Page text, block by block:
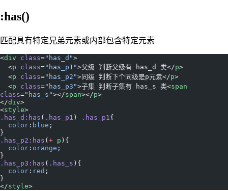
:has()
匹配具有特定兄弟元素或内部包含特定元素
<div class="has_d">
  <
p class="has_p1">父级 判断父级有 has_d 类</p>
  <
p class="has_p2">同级 判断下个同级是p元素</p>
  <
p class="has_p3">子集 判断子集有 has_s 类<span
class="has_s"></span></p>
</div>
<style>
.has_d:has ( .has_p1 ) .has_p1{
  color
: blue ;
}
.has_p2:has ( + p ){
  color
: orange ;
}
.has_p3:has ( .has_s ){
  color
: red ;
}
</style>